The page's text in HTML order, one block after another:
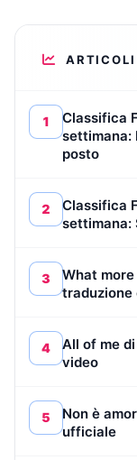
ARTICOLI
1
Classifica
settimana:
posto
2
Classifica
settimana:
3
What
traduzione
4
All of me
video
5
Non è
ufficiale